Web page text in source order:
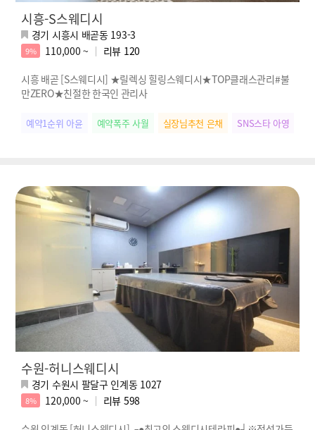
시흥-S스웨디시
경기 시흥시 배곧동 193-3
9% 110,000 ~ 리뷰 120
시흥 배곧 [S스웨디시] ★릴렉싱 힐링스웨디시★TOP클래스관리#불
만ZERO★친절한 한국인 관리사
예약1순위 아윤 예약폭주 사월 실장님추천 은채 SNS스타 아영
수원-허니스웨디시
경기 수원시 팔달구 인계동 1027
8% 120,000 ~ 리뷰 598